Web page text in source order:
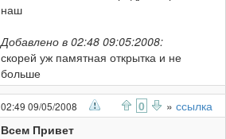
наш
Добавлено в 02:48 09:05:2008:
скорей уж памятная открытка и не
больше
02:49 09/05/2008 0 » ссылка
Всем Привет